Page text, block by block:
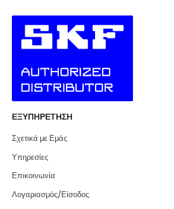
ΕΞΥΠΗΡΕΤΗΣΗ
Σχετικά με Εμάς
Υπηρεσίες
Επικοινωνία
Λογαριασμός/Είσοδος